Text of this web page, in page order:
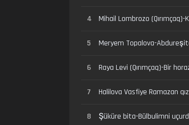
4 Mihail Lombrozo (Qırımçaq)-
5 Meryem Topalova-
6 Raya Levi (Qırımçaq)-Bir
7 Halilova Vasfiye Ramazan
8 Şüküre bita-Bülbulimni